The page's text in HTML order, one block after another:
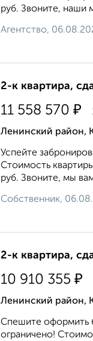
руб. Звоните, наши
Агентство,
2-к квартира,
11 558 570 ₽
Ленинский район,
Успейте
Стоимость
руб. Звоните, мы
Собственник,
2-к квартира,
10 910 355 ₽
Ленинский район,
Спешите оформить
ограничено!